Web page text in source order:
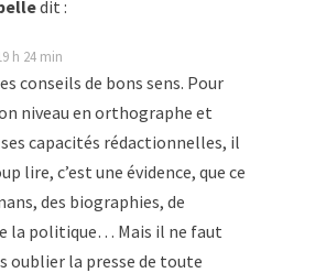
dit :
h 24 min
conseils de bons sens. Pour
niveau en orthographe et
capacités rédactionnelles, il
lire, c’est une évidence, que ce
des biographies, de
la politique… Mais il ne faut
oublier la presse de toute